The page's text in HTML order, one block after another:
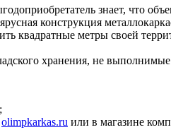
знает, что
конструкция
квадратные метры своей
хранения, не
olimpkarkas.ru или в магазине